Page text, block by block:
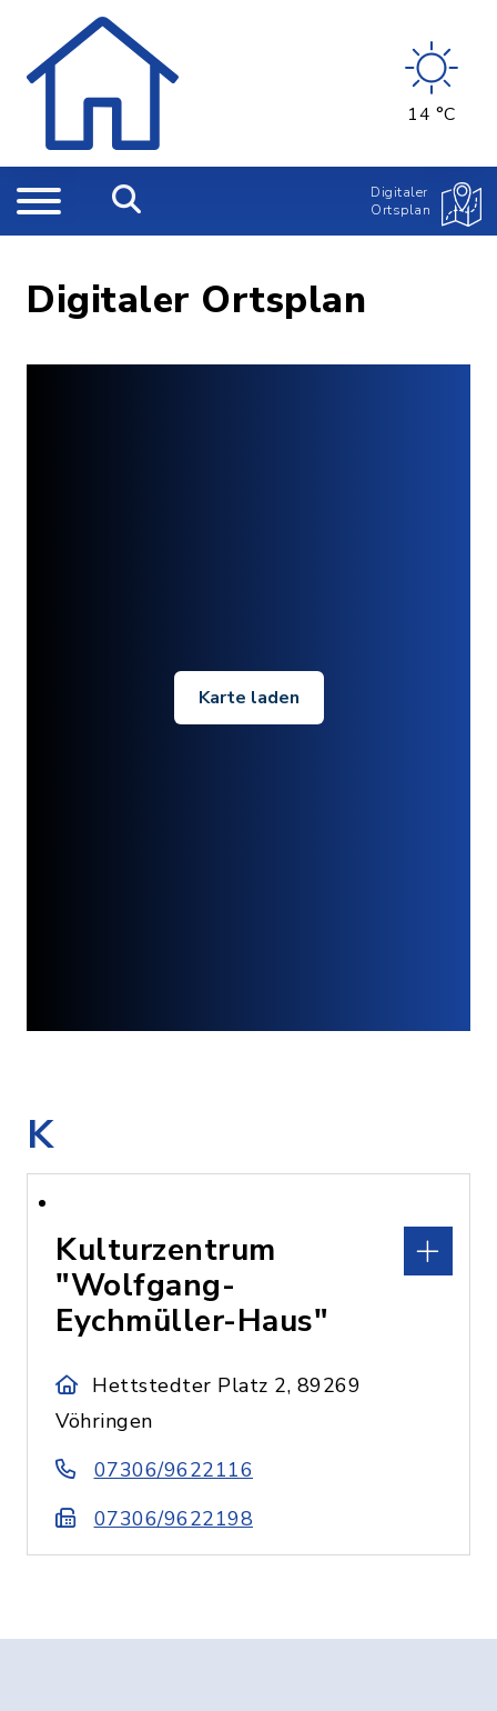
14 °C
Digitaler
Ortsplan
Digitaler Ortsplan
Karte laden
K
Kulturzentrum
"Wolfgang-
Eychmüller-Haus"
Hettstedter Platz 2, 89269
Vöhringen
07306/9622116
07306/9622198